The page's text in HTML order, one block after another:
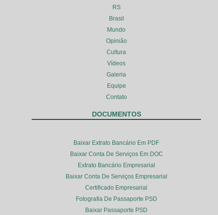
RS
Brasil
Mundo
Opinião
Cultura
Vídeos
Galeria
Equipe
Contato
DOCUMENTOS
Baixar Extrato Bancário Em PDF
Baixar Conta De Serviços Em DOC
Extrato Bancário Empresarial
Baixar Conta De Serviços Empresarial
Certificado Empresarial
Fotografia De Passaporte PSD
Baixar Passaporte PSD